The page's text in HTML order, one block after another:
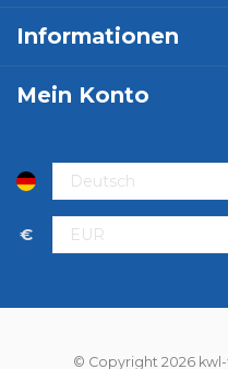
Informationen
Mein Konto
€
© Copyright 2026